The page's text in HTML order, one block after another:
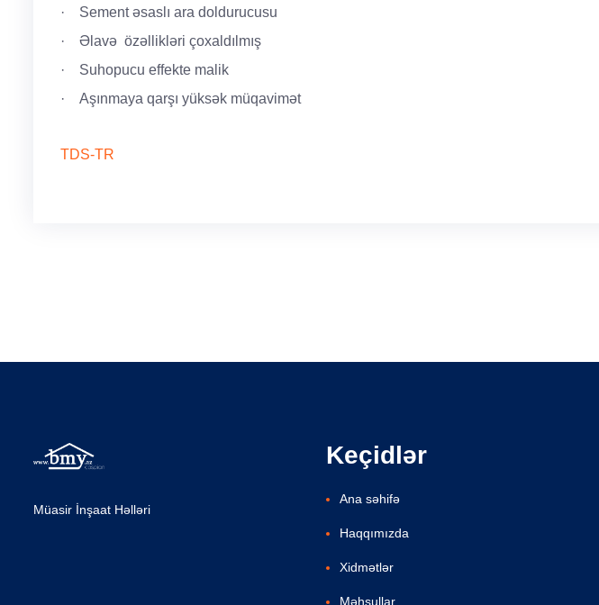
· Sement əsaslı ara doldurucusu
· Əlavə özəllikləri çoxaldılmış
· Suhopucu effekte malik
· Aşınmaya qarşı yüksək müqavimət
TDS-TR
Müasir İnşaat Həlləri
Keçidlər
Ana səhifə
Haqqımızda
Xidmətlər
Məhsullar